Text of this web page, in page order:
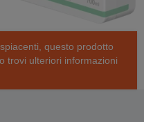
questo prodotto
trovi ulteriori informazioni